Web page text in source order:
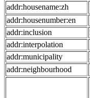
addr:housename:zh
addr:housenumber:en
addr:inclusion
addr:interpolation
addr:municipality
addr:neighbourhood